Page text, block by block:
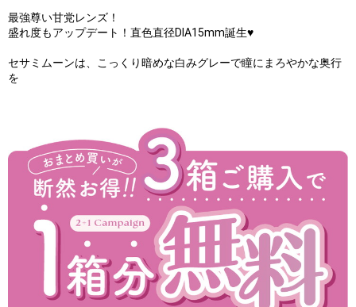
最強尊い甘党レンズ！
盛れ度もアップデート！直色直径DIA15mm誕生♥
セサミムーンは、こっくり暗めな白みグレーで瞳にまろやかな奥行
を